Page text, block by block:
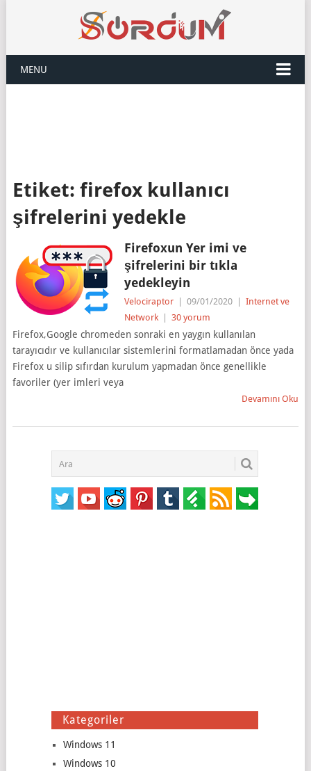
MENU
Etiket: firefox kullanıcı
şifrelerini yedekle
Firefoxun Yer imi ve
şifrelerini bir tıkla
yedekleyin
Velociraptor 09/01/2020
Internet ve
Network
30 yorum
Firefox,Google chromeden sonraki en yaygın kullanılan
tarayıcıdır ve kullanıcılar sistemlerini formatlamadan önce yada
Firefox u silip sıfırdan kurulum yapmadan önce genellikle
favoriler (yer imleri veya
Devamını Oku
Kategoriler
Windows 11
Windows 10